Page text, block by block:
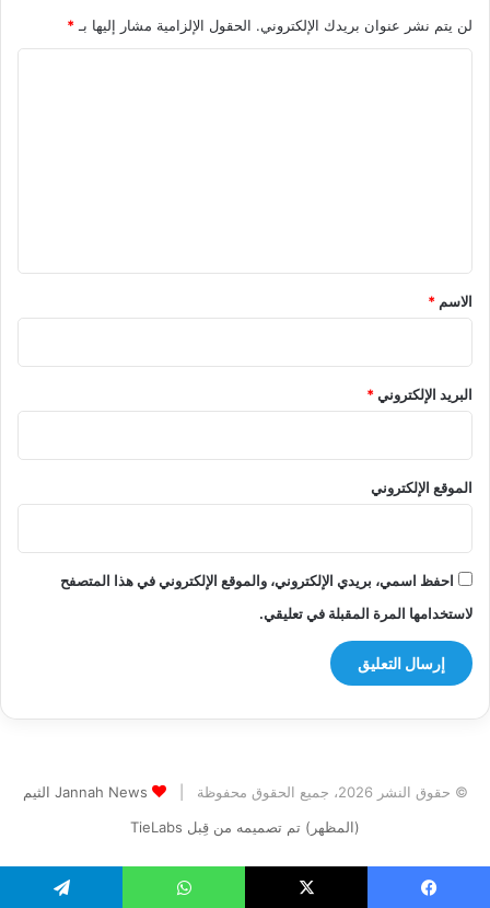
لن يتم نشر عنوان بريدك الإلكتروني. الحقول الإلزامية مشار إليها بـ *
*
الاسم *
البريد الإلكتروني*
الموقع الإلكتروني
احفظ اسمي، بريدي الإلكتروني، والموقع الإلكتروني في هذا المتصفح
لاستخدامها المرة المقبلة في تعليقي.
© حقوق النشر 2026، جميع الحقوق محفوظة |
Jannah News الثيم
(المظهر) تم تصميمه من قِبل TieLabs